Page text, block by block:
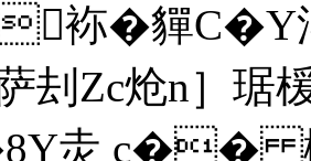
^v袮�貚
刦Zc炝n］琚
灻 c�� 櫞